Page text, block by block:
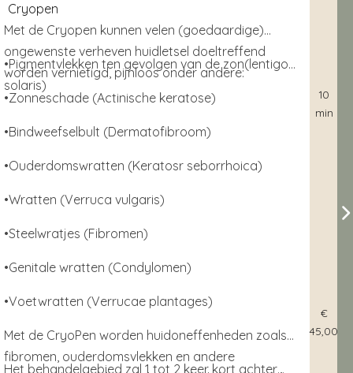
Cryopen
Met de Cryopen kunnen velen (goedaardige)
ongewenste verheven huidletsel doeltreffend
worden vernietigd, pijnloos onder andere:
•Pigmentvlekken ten gevolgen van de zon(lentigo
solaris)
•Zonneschade (Actinische keratose)
•Bindweefselbult (Dermatofibroom)
•Ouderdomswratten (Keratosr seborrhoica)
•Wratten (Verruca vulgaris)
•Steelwratjes (Fibromen)
•Genitale wratten (Condylomen)
•Voetwratten (Verrucae plantages)
Met de CryoPen worden huidoneffenheden zoals
fibromen, ouderdomsvlekken en andere
Het behandelgebied zal 1 tot 2 keer kort achter
10
min
€
45,00